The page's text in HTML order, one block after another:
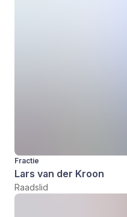
Fractie
Lars van der Kroon
Raadslid